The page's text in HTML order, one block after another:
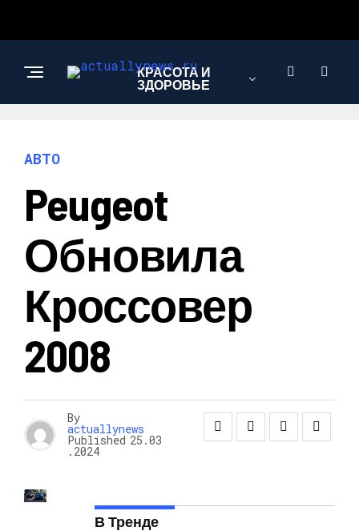
КРАСОТА И
ЗДОРОВЬЕ
АВТО
Peugeot
Обновила
Кроссовер
2008
By
actuallynews
Published 25.03
.2024
В Тренде